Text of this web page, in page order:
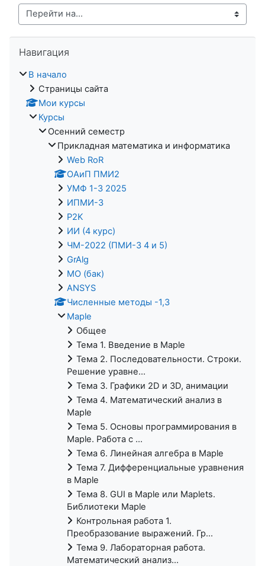
Перейти на...
Навигация
В начало
Страницы сайта
Мои курсы
Курсы
Осенний семестр
Прикладная математика и информатика
Web RoR
ОАиП ПМИ2
УМФ 1-3 2025
ИПМИ-3
P2K
ИИ (4 курс)
ЧМ-2022 (ПМИ-3 4 и 5)
GrAlg
МО (бак)
ANSYS
Численные методы -1,3
Maple
Общее
Тема 1. Введение в Maple
Тема 2. Последовательности. Строки.
Решение уравне...
Тема 3. Графики 2D и 3D, анимации
Тема 4. Математический анализ в
Maple
Тема 5. Основы программирования в
Maple. Работа с ...
Тема 6. Линейная алгебра в Maple
Тема 7. Дифференциальные уравнения
в Maple
Тема 8. GUI в Maple или Maplets.
Библиотеки Maple
Контрольная работа 1.
Преобразование выражений. Гр...
Тема 9. Лабораторная работа.
Математический анализ...